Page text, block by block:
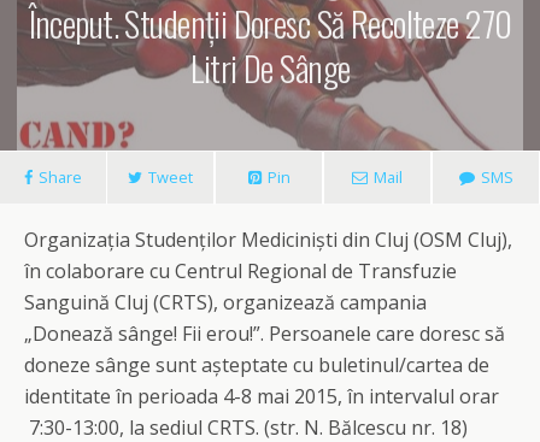
Început. Studenții Doresc Să Recolteze 270
Litri De Sânge
Share Tweet Pin Mail SMS
Organizația Studenților Mediciniști din Cluj (OSM Cluj),
în colaborare cu Centrul Regional de Transfuzie
Sanguină Cluj (CRTS), organizează campania
„Donează sânge! Fii erou!”. Persoanele care doresc să
doneze sânge sunt așteptate cu buletinul/cartea de
identitate în perioada 4-8 mai 2015, în intervalul orar
7:30-13:00, la sediul CRTS. (str. N. Bălcescu nr. 18)